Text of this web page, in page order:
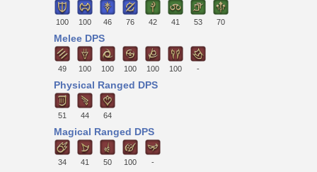
100 100 46 76 42 41 53 70
Melee DPS
49 100 100 100 100 100 -
Physical Ranged DPS
51 44 64
Magical Ranged DPS
34 41 50 100 -